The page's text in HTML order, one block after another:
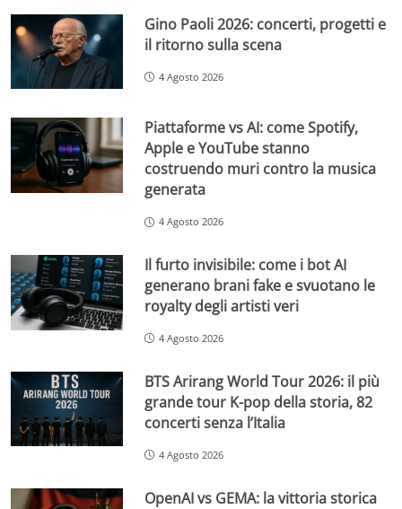
Gino Paoli 2026: concerti, progetti e
il ritorno sulla scena
4 Agosto 2026
Piattaforme vs AI: come Spotify,
Apple e YouTube stanno
costruendo muri contro la musica
generata
4 Agosto 2026
Il furto invisibile: come i bot AI
generano brani fake e svuotano le
royalty degli artisti veri
4 Agosto 2026
BTS Arirang World Tour 2026: il più
grande tour K-pop della storia, 82
concerti senza l’Italia
4 Agosto 2026
OpenAI vs GEMA: la vittoria storica